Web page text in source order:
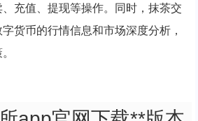
、充值、提现等操作。同时，抹茶交
货币的行情信息和市场深度分析，